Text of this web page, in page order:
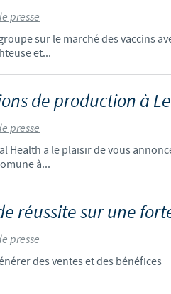
disponibles du site sur lequel
votre pays.
presse
sur le marché des vaccins
et...
de production à
presse
Health a le plaisir de vous
à...
réussite sur une
presse
des ventes et des bénéfices